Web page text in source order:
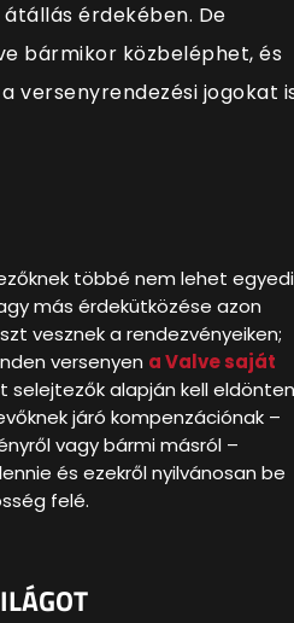
érdekében. De
bármikor közbeléphet, és
versenyrendezési jogokat
többé nem lehet egyedi
más érdekütközése azon
vesznek a rendezvényeiken;
versenyen a Valve saját
selejtezők alapján kell
járó kompenzációnak –
vagy bármi másról –
és ezekről nyilvánosan be
felé.